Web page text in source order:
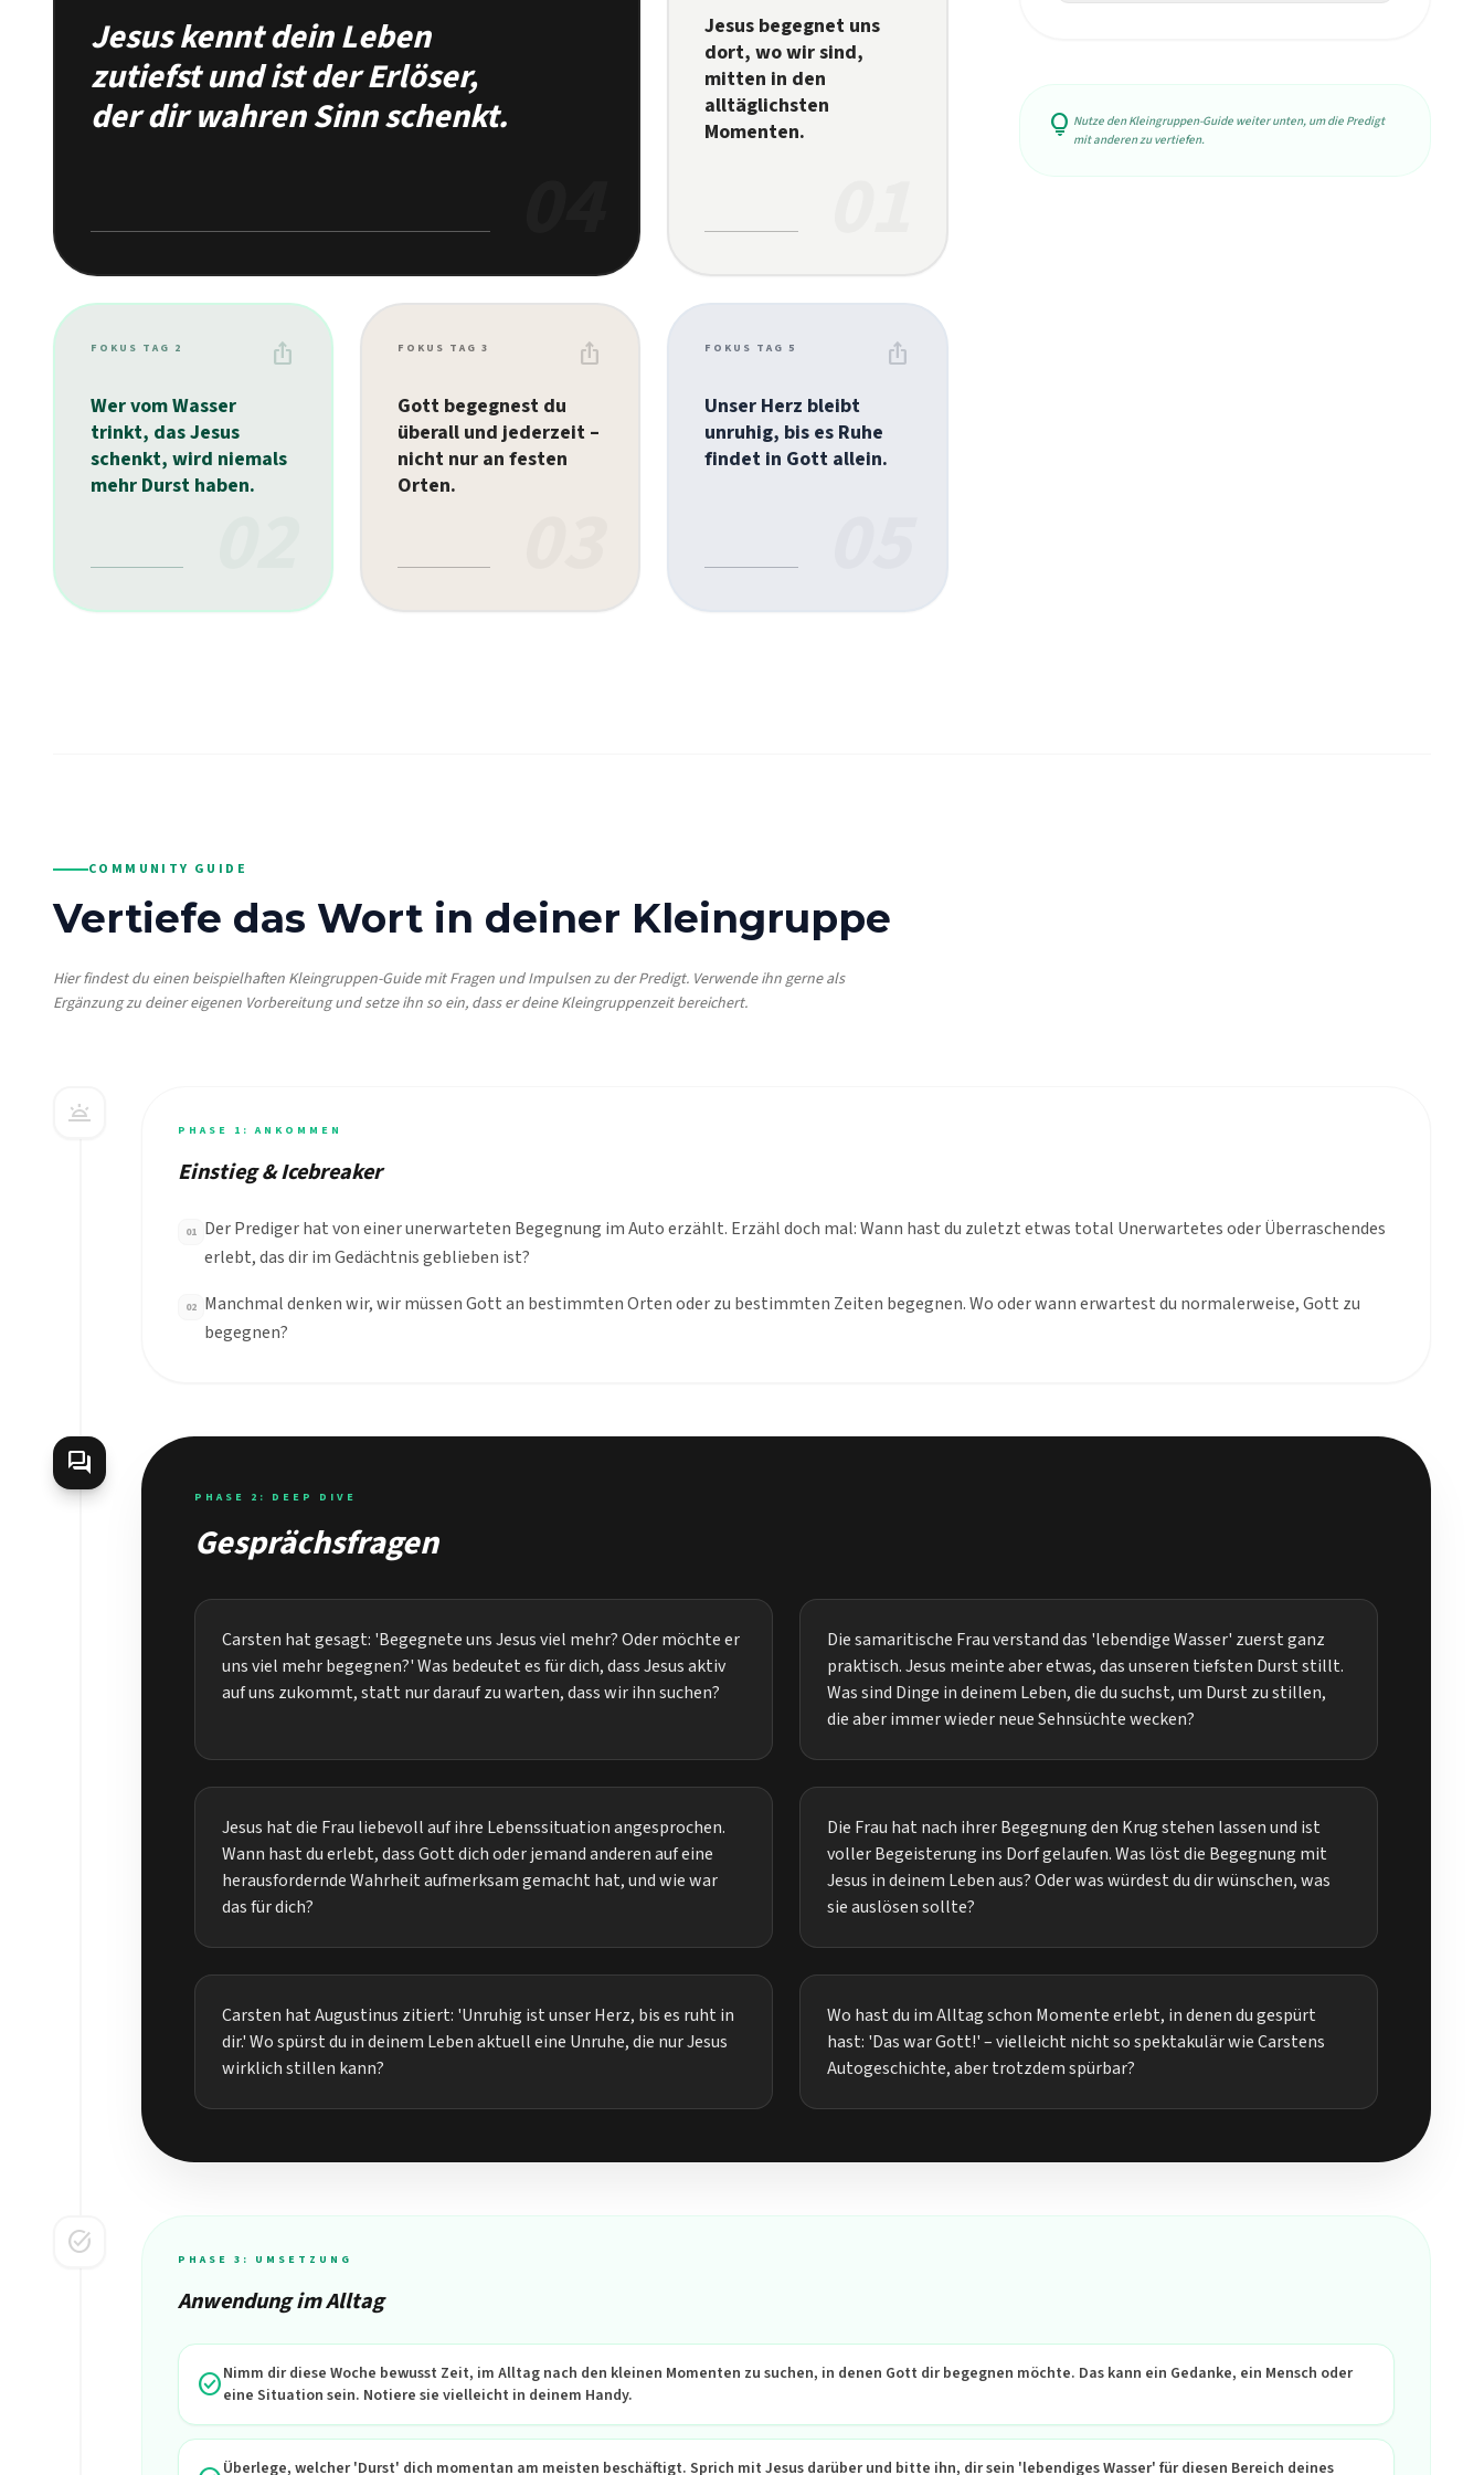
Jesus kennt dein Leben
zutiefst und ist der Erlöser,
der dir wahren Sinn schenkt.
Jesus begegnet uns
dort, wo wir sind,
mitten in den
alltäglichsten
Momenten.
FOKUS TAG 2 ios_share
Wer vom Wasser
trinkt, das Jesus
schenkt, wird niemals
mehr Durst haben.
FOKUS TAG 3 ios_share
Gott begegnest du
überall und jederzeit –
nicht nur an festen
Orten.
FOKUS TAG 5 ios_share
Unser Herz bleibt
unruhig, bis es Ruhe
findet in Gott allein.
lightbulb Nutze den Kleingruppen-Guide weiter unten, um die Predigt
mit anderen zu vertiefen.
COMMUNITY GUIDE
Vertiefe das Wort in deiner Kleingruppe
Hier findest du einen beispielhaften Kleingruppen-Guide mit Fragen und Impulsen zu der Predigt. Verwende ihn gerne als
Ergänzung zu deiner eigenen Vorbereitung und setze ihn so ein, dass er deine Kleingruppenzeit bereichert.
wb_twilight
PHASE 1: ANKOMMEN
Einstieg & Icebreaker
01 Der Prediger hat von einer unerwarteten Begegnung im Auto erzählt. Erzähl doch mal: Wann hast du zuletzt etwas total Unerwartetes oder Überraschendes
erlebt, das dir im Gedächtnis geblieben ist?
02 Manchmal denken wir, wir müssen Gott an bestimmten Orten oder zu bestimmten Zeiten begegnen. Wo oder wann erwartest du normalerweise, Gott zu
begegnen?
forum
PHASE 2: DEEP DIVE
Gesprächsfragen
Carsten hat gesagt: 'Begegnete uns Jesus viel mehr? Oder möchte er
uns viel mehr begegnen?' Was bedeutet es für dich, dass Jesus aktiv
auf uns zukommt, statt nur darauf zu warten, dass wir ihn suchen?
Die samaritische Frau verstand das 'lebendige Wasser' zuerst ganz
praktisch. Jesus meinte aber etwas, das unseren tiefsten Durst stillt.
Was sind Dinge in deinem Leben, die du suchst, um Durst zu stillen,
die aber immer wieder neue Sehnsüchte wecken?
Jesus hat die Frau liebevoll auf ihre Lebenssituation angesprochen.
Wann hast du erlebt, dass Gott dich oder jemand anderen auf eine
herausfordernde Wahrheit aufmerksam gemacht hat, und wie war
das für dich?
Die Frau hat nach ihrer Begegnung den Krug stehen lassen und ist
voller Begeisterung ins Dorf gelaufen. Was löst die Begegnung mit
Jesus in deinem Leben aus? Oder was würdest du dir wünschen, was
sie auslösen sollte?
Carsten hat Augustinus zitiert: 'Unruhig ist unser Herz, bis es ruht in
dir.' Wo spürst du in deinem Leben aktuell eine Unruhe, die nur Jesus
wirklich stillen kann?
Wo hast du im Alltag schon Momente erlebt, in denen du gespürt
hast: 'Das war Gott!' – vielleicht nicht so spektakulär wie Carstens
Autogeschichte, aber trotzdem spürbar?
task_alt
PHASE 3: UMSETZUNG
Anwendung im Alltag
check_circleNimm dir diese Woche bewusst Zeit, im Alltag nach den kleinen Momenten zu suchen, in denen Gott dir begegnen möchte. Das kann ein Gedanke, ein Mensch oder
eine Situation sein. Notiere sie vielleicht in deinem Handy.
Überlege, welcher 'Durst' dich momentan am meisten beschäftigt. Sprich mit Jesus darüber und bitte ihn, dir sein 'lebendiges Wasser' für diesen Bereich deines